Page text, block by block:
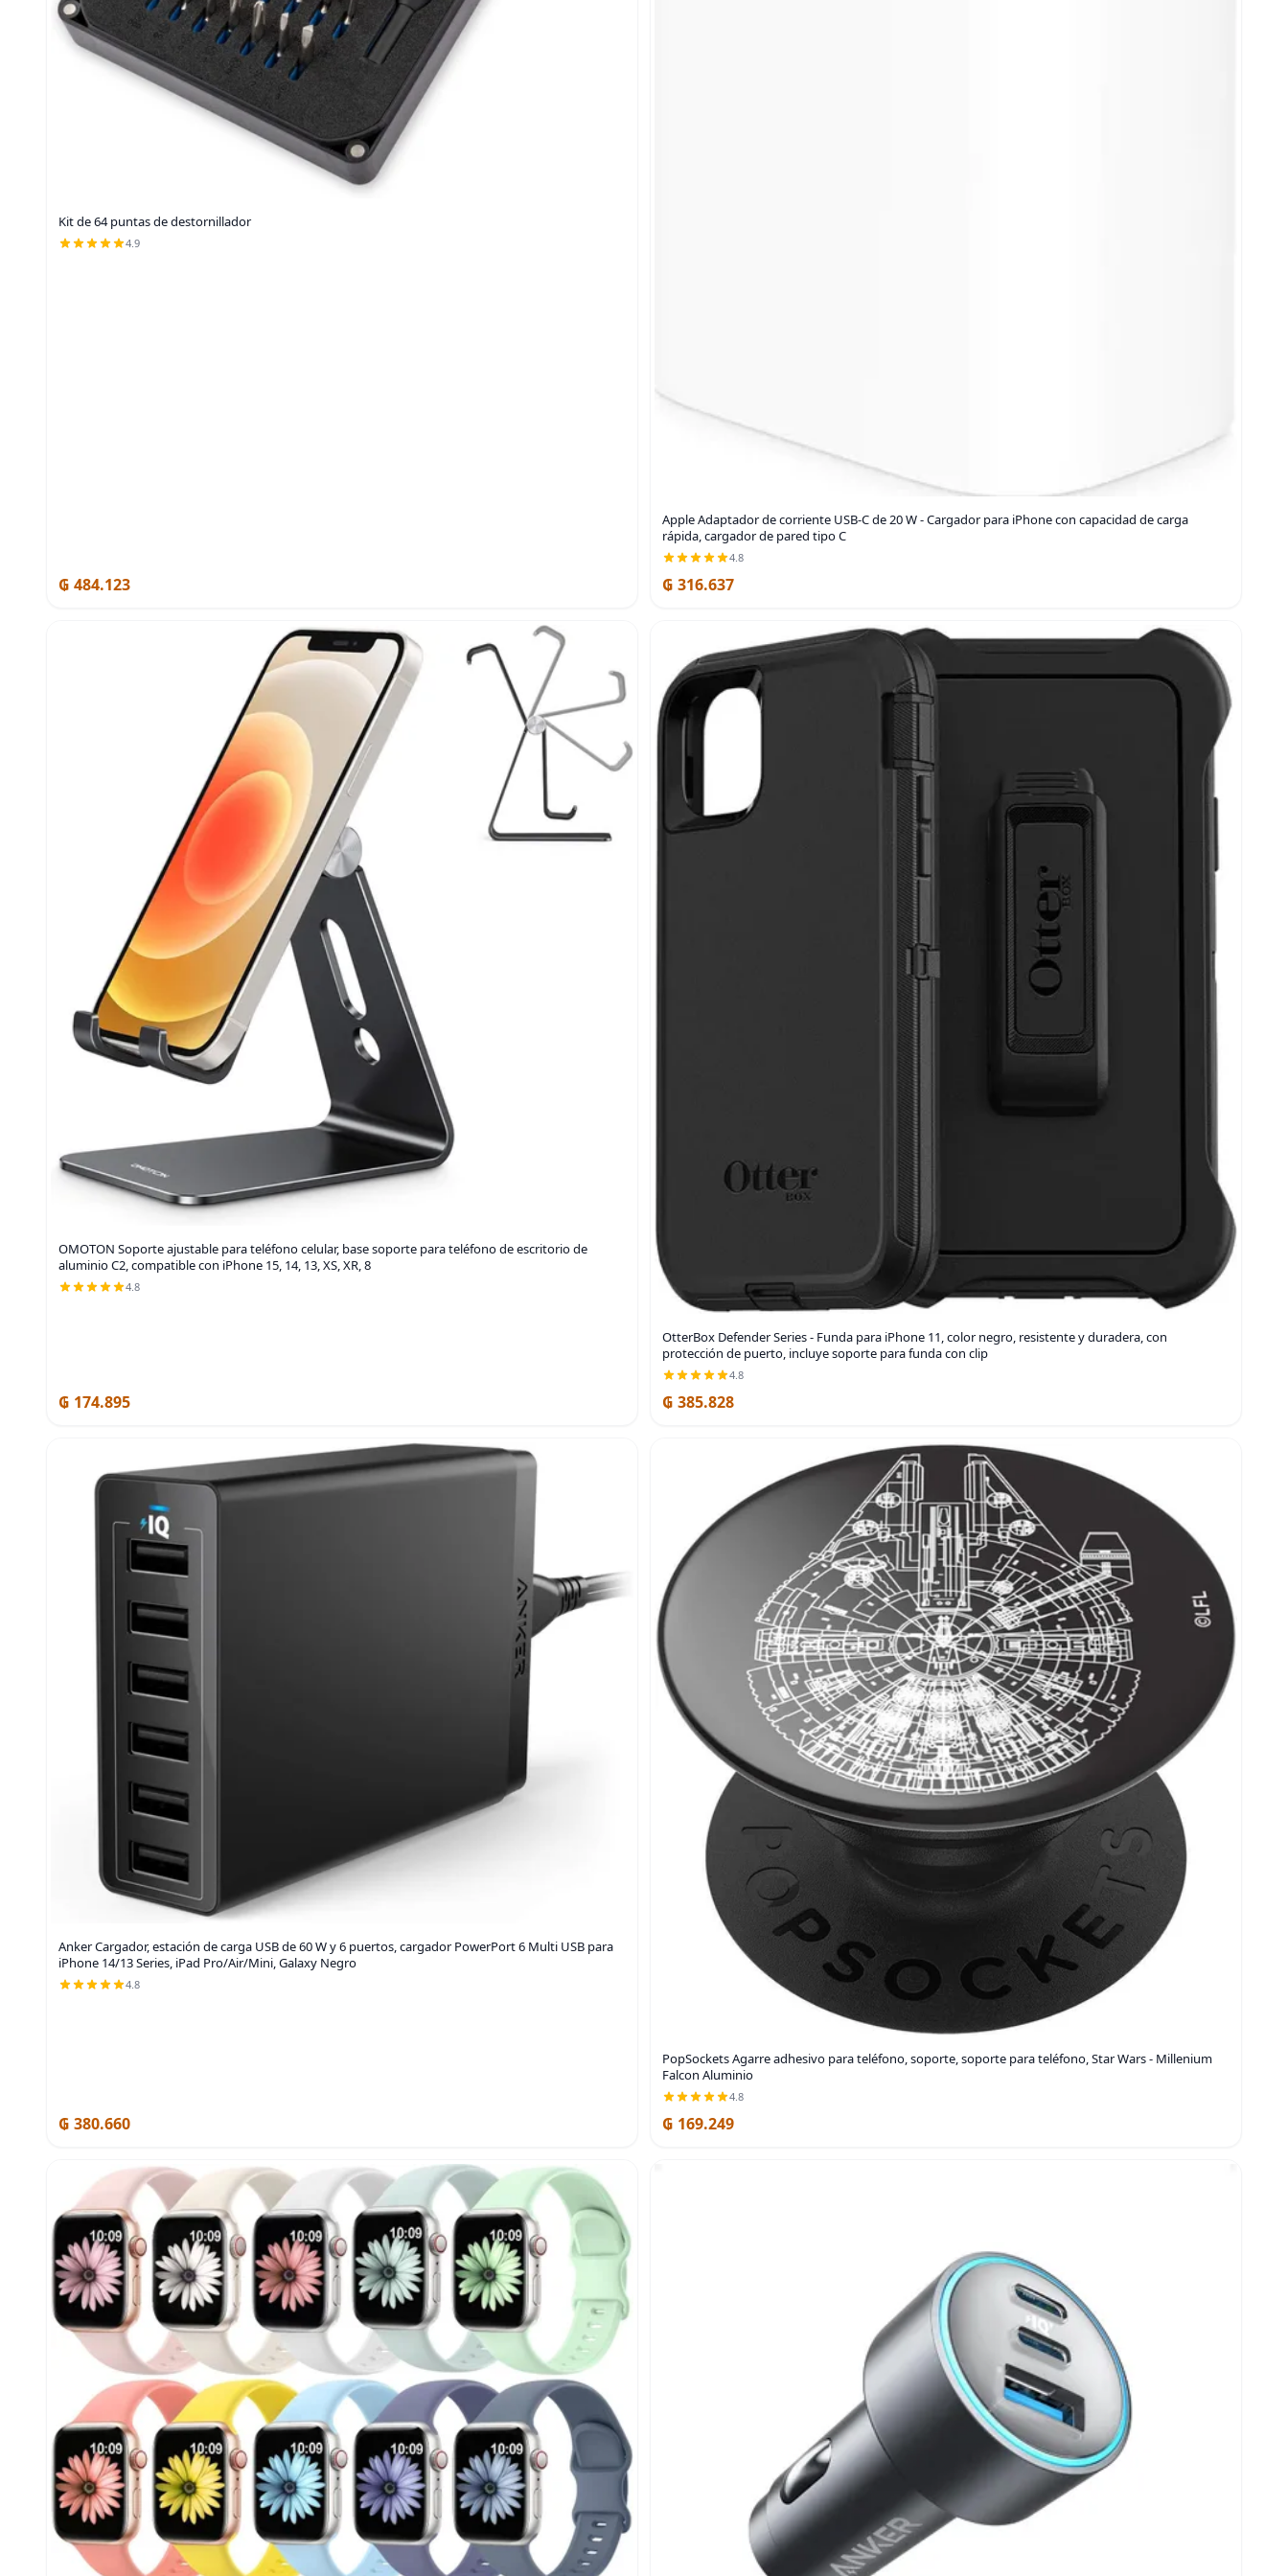
Kit de 64 puntas de destornillador
4.9
₲ 484.123
Apple Adaptador de corriente USB-C de 20 W - Cargador para iPhone con capacidad de carga
rápida, cargador de pared tipo C
4.8
₲ 316.637
OMOTON Soporte ajustable para teléfono celular, base soporte para teléfono de escritorio de
aluminio C2, compatible con iPhone 15, 14, 13, XS, XR, 8
4.8
₲ 174.895
OtterBox Defender Series - Funda para iPhone 11, color negro, resistente y duradera, con
protección de puerto, incluye soporte para funda con clip
4.8
₲ 385.828
Anker Cargador, estación de carga USB de 60 W y 6 puertos, cargador PowerPort 6 Multi USB para
iPhone 14/13 Series, iPad Pro/Air/Mini, Galaxy Negro
4.8
₲ 380.660
PopSockets Agarre adhesivo para teléfono, soporte, soporte para teléfono, Star Wars - Millenium
Falcon Aluminio
4.8
₲ 169.249